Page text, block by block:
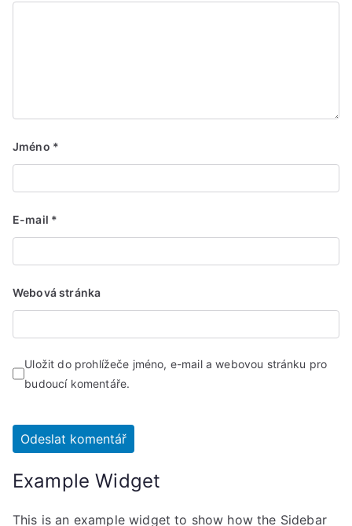
Jméno *
E-mail *
Webová stránka
Uložit do prohlížeče jméno, e-mail a webovou stránku pro
budoucí komentáře.
Example Widget
This is an example widget to show how the Sidebar